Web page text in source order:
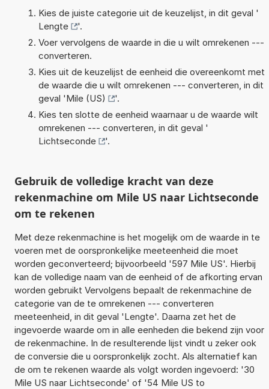
Kies de juiste categorie uit de keuzelijst, in dit geval '
Lengte
'.
Voer vervolgens de waarde in die u wilt omrekenen ---
converteren.
Kies uit de keuzelijst de eenheid die overeenkomt met
de waarde die u wilt omrekenen --- converteren, in dit
geval 'Mile (US)
'.
Kies ten slotte de eenheid waarnaar u de waarde wilt
omrekenen --- converteren, in dit geval '
Lichtseconde
'.
Gebruik de volledige kracht van deze
rekenmachine om Mile US naar Lichtseconde
om te rekenen
Met deze rekenmachine is het mogelijk om de waarde in te
voeren met de oorspronkelijke meeteenheid die moet
worden geconverteerd; bijvoorbeeld '597 Mile US'. Hierbij
kan de volledige naam van de eenheid of de afkorting ervan
worden gebruikt Vervolgens bepaalt de rekenmachine de
categorie van de te omrekenen --- converteren
meeteenheid, in dit geval 'Lengte'. Daarna zet het de
ingevoerde waarde om in alle eenheden die bekend zijn voor
de rekenmachine. In de resulterende lijst vindt u zeker ook
de conversie die u oorspronkelijk zocht. Als alternatief kan
de om te rekenen waarde als volgt worden ingevoerd: '30
Mile US naar Lichtseconde' of '54 Mile US to